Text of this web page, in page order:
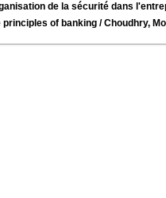
de la sécurité dans
principles of banking / Choudhry,